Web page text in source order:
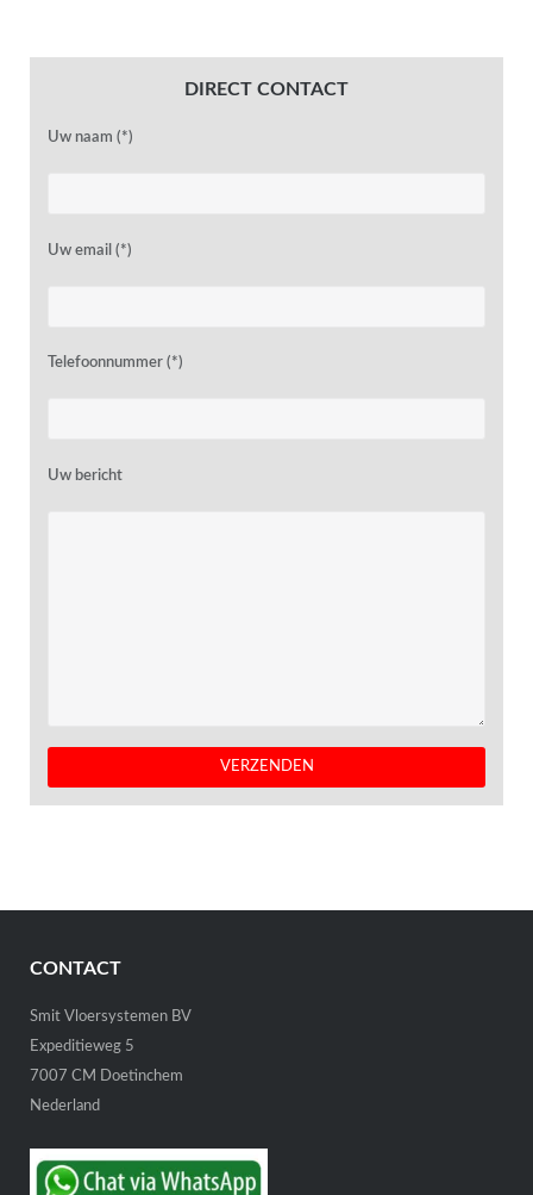
DIRECT CONTACT
Uw naam (*)
Uw email (*)
Telefoonnummer (*)
Uw bericht
CONTACT
Smit Vloersystemen BV
Expeditieweg 5
7007 CM Doetinchem
Nederland